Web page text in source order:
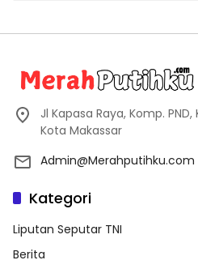
Jl Kapasa Raya, Komp.
Kota Makassar
Admin@Merahputihku.com
Kategori
Liputan Seputar TNI
Berita